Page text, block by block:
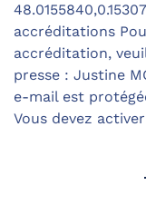
accréditations
accréditation,
presse : Justine
e-mail est
Vous devez